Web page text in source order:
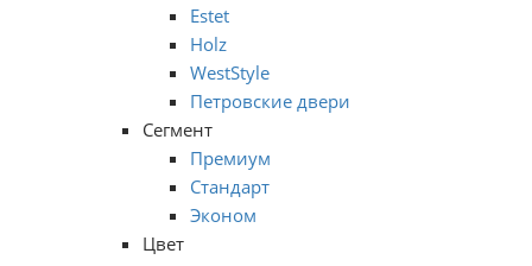
Estet
Holz
WestStyle
Петровские двери
Сегмент
Премиум
Стандарт
Эконом
Цвет